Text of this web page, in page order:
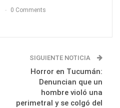
0 Comments
SIGUIENTE NOTICIA
Horror en Tucumán:
Denuncian que un
hombre violó una
perimetral y se colgó del